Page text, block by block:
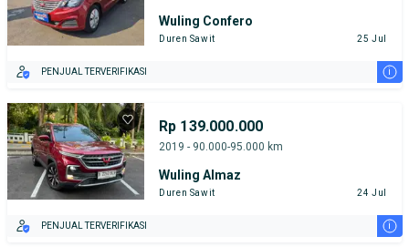
Wuling Confero
Duren Sawit 25 Jul
PENJUAL TERVERIFIKASI i
Rp 139.000.000
2019 - 90.000-95.000 km
Wuling Almaz
Duren Sawit 24 Jul
PENJUAL TERVERIFIKASI i